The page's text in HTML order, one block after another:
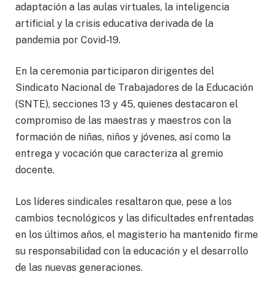
adaptación a las aulas virtuales, la inteligencia
artificial y la crisis educativa derivada de la
pandemia por Covid-19.
En la ceremonia participaron dirigentes del
Sindicato Nacional de Trabajadores de la Educación
(SNTE), secciones 13 y 45, quienes destacaron el
compromiso de las maestras y maestros con la
formación de niñas, niños y jóvenes, así como la
entrega y vocación que caracteriza al gremio
docente.
Los líderes sindicales resaltaron que, pese a los
cambios tecnológicos y las dificultades enfrentadas
en los últimos años, el magisterio ha mantenido firme
su responsabilidad con la educación y el desarrollo
de las nuevas generaciones.